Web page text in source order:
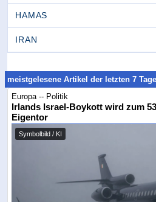
HAMAS
IRAN
meistgelesene Artikel der letzten 7 Tage
Europa -- Politik
Irlands Israel-Boykott wird zum
Eigentor
Symbolbild / KI